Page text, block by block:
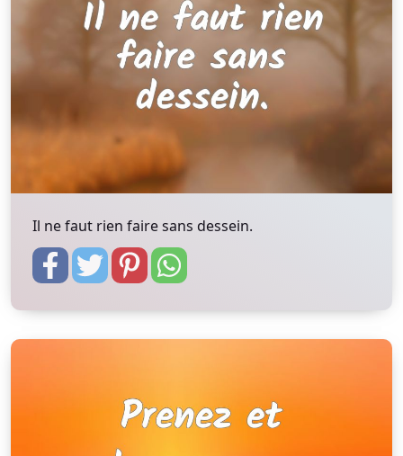
Il ne faut rien faire sans dessein.